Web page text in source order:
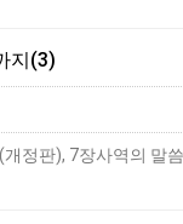
지(3)
정판), 7장사역의 말